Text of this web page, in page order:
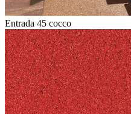
Entrada 45 cocco